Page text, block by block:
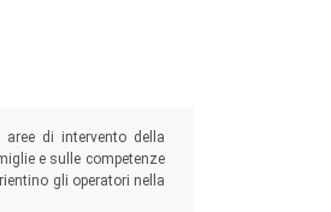
aree di intervento della
e sulle competenze
gli operatori nella